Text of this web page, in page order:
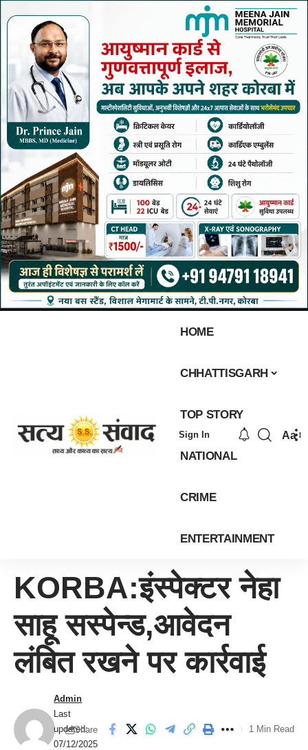
HOME
CHHATTISGARH
TOP STORY
NATIONAL
CRIME
ENTERTAINMENT
Sign In Aa
KORBA:इंस्पेक्टर नेहा
साहू सस्पेन्ड,आवेदन
लंबित रखने पर कार्रवाई
Last
updated:
07/12/2025
Admin
Share 1 Min Read